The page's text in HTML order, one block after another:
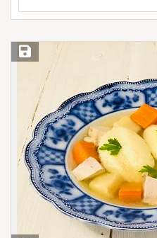
Save Recipe